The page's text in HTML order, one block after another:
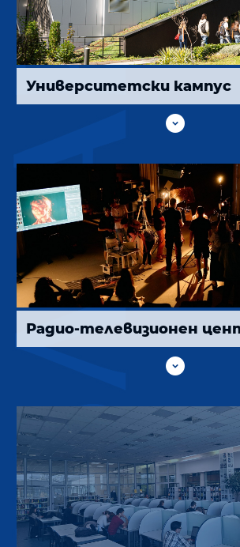
Университетски кампус

Радио-телевизионен
